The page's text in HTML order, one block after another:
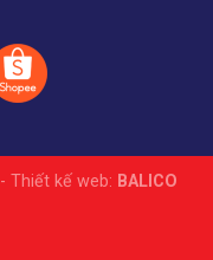
- Thiết kế web: BALICO